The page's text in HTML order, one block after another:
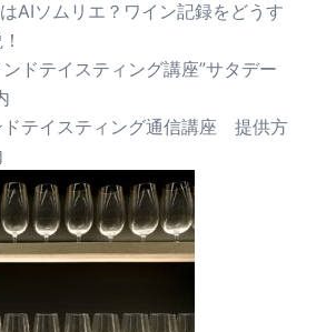
AIソムリエ？ワイン記録をどうす
ドテイスティング講座”サタデー
ドテイスティング通信講座 提供方